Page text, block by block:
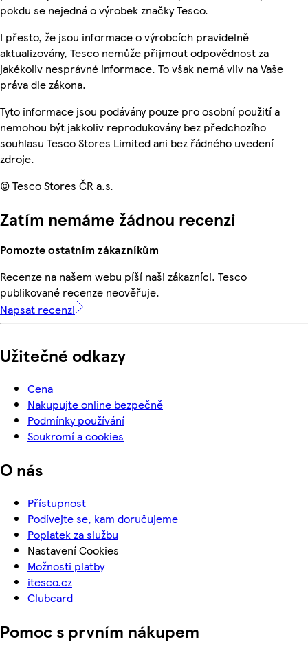
pokdu se nejedná o výrobek značky Tesco.
I přesto, že jsou informace o výrobcích pravidelně
aktualizovány, Tesco nemůže přijmout odpovědnost za
jakékoliv nesprávné informace. To však nemá vliv na Vaše
práva dle zákona.
Tyto informace jsou podávány pouze pro osobní použití a
nemohou být jakkoliv reprodukovány bez předchozího
souhlasu Tesco Stores Limited ani bez řádného uvedení
zdroje.
© Tesco Stores ČR a.s.
Zatím nemáme žádnou recenzi
Pomozte ostatním zákazníkům
Recenze na našem webu píší naši zákazníci. Tesco
publikované recenze neověřuje.
Napsat recenzi
Užitečné odkazy
Cena
Nakupujte online bezpečně
Podmínky používání
Soukromí a cookies
O nás
Přístupnost
Podívejte se, kam doručujeme
Poplatek za službu
Nastavení Cookies
Možnosti platby
itesco.cz
Clubcard
Pomoc s prvním nákupem